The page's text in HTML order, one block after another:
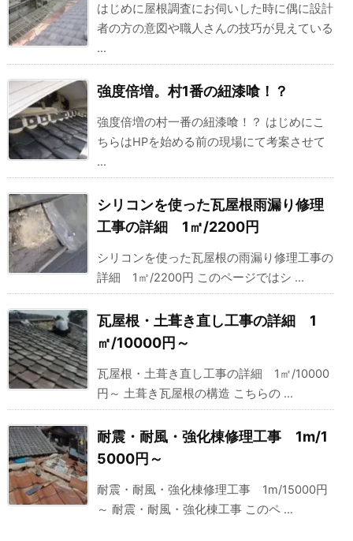
はじめに屋根調査にお伺いした時に偶に設計
者の方の意図や職人さんの技巧が見えている
...
強度倍増。村1番の紐漆喰！？
強度倍増の村一番の紐漆喰！？ はじめにこ
ちらはHPを始める前の現場にて考案させて
...
シリコンを使った瓦屋根雨漏り修理
工事の詳細 1㎡/2200円
シリコンを使った瓦屋根の雨漏り修理工事の
詳細 1㎡/2200円 このページではシ ...
瓦屋根・土葺き直し工事の詳細 1
㎡/10000円～
瓦屋根・土葺き直し工事の詳細 1㎡/10000
円～ 土葺き瓦屋根の構造 こちらの ...
耐震・耐風・強化棟修理工事 1m/1
5000円～
耐震・耐風・強化棟修理工事 1m/15000円
～ 耐震・耐風・強化棟工事 このペ ...